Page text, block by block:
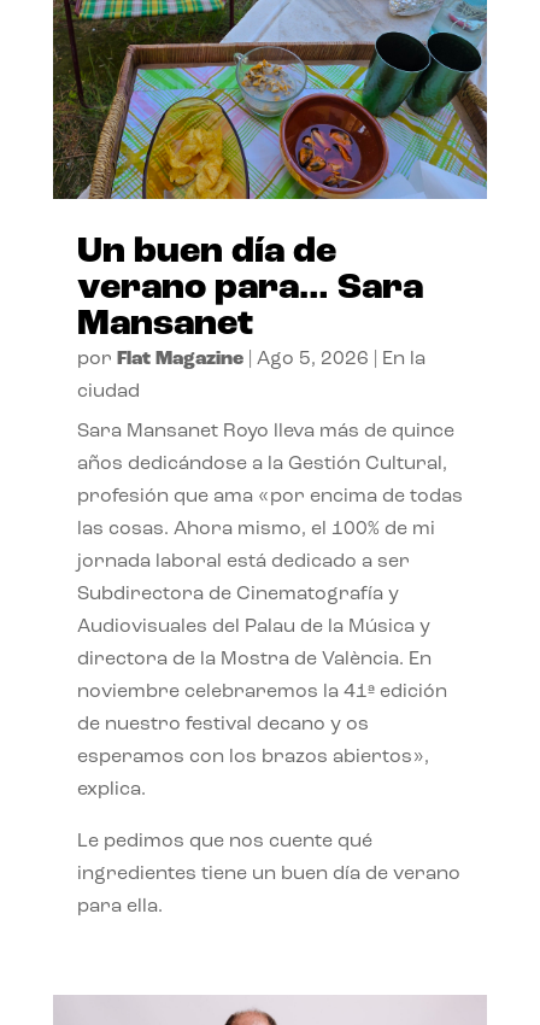
Un buen día de
verano para… Sara
Mansanet
por Flat Magazine| Ago 5, 2026
En la
ciudad
Sara Mansanet Royo lleva más de quince
años dedicándose a la Gestión Cultural,
profesión que ama «por encima de todas
las cosas. Ahora mismo, el 100% de mi
jornada laboral está dedicado a ser
Subdirectora de Cinematografía y
Audiovisuales del Palau de la Música y
directora de la Mostra de València. En
noviembre celebraremos la 41ª edición
de nuestro festival decano y os
esperamos con los brazos abiertos»,
explica.
Le pedimos que nos cuente qué
ingredientes tiene un buen día de verano
para ella.